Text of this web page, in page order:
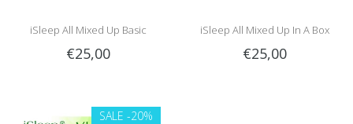
iSleep All Mixed Up Basic
€25,00
iSleep All Mixed Up In A Box
€25,00
SALE -20%